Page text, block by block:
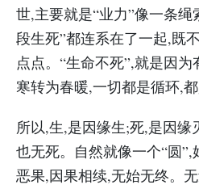
世,主要就是“业力”像一条
段生死”都连系在了一起,既
点点。“生命不死”,就是因
寒转为春暖,一切都是循环,都
所以,生,是因缘生;死,是因缘
也无死。自然就像一个“圆
恶果,因果相续,无始无终。